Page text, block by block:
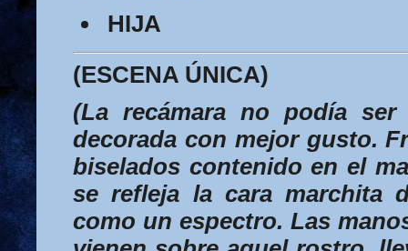
HIJA
(ESCENA ÚNICA)
(La recámara no podía
decorada con mejor gusto.
biselados contenido en el
se refleja la cara marchita
como un espectro. Las